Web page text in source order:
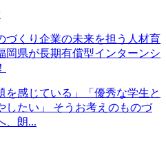
づくり企業の未来を担う人材育
岡県が長期有償型インターンシ
を感じている」「優秀な学生と
したい」 そうお考えのものづ
、朗...